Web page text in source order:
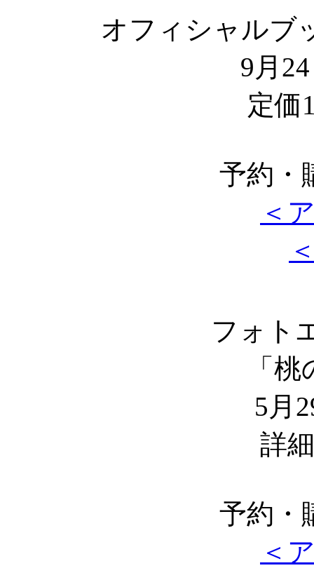
オフィシャルブ
9月
定価
予約・
＜
フォト
「
5月
詳
予約・
＜